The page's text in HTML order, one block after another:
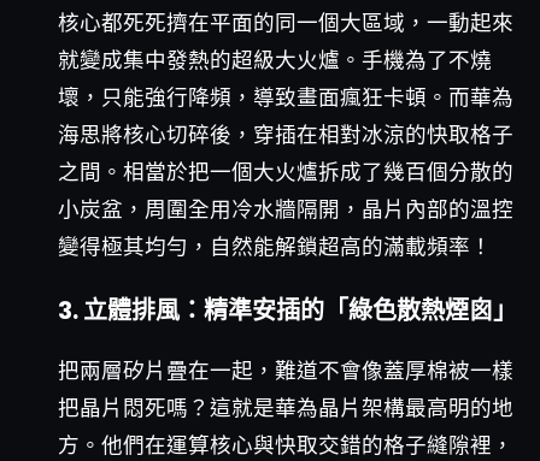
核心都死死擠在平面的同一個大區域，一動起來
就變成集中發熱的超級大火爐。手機為了不燒
壞，只能強行降頻，導致畫面瘋狂卡頓。而華為
海思將核心切碎後，穿插在相對冰涼的快取格子
之間。相當於把一個大火爐拆成了幾百個分散的
小炭盆，周圍全用冷水牆隔開，晶片內部的溫控
變得極其均勻，自然能解鎖超高的滿載頻率！
3. 立體排風：精準安插的「綠色散熱煙囪」
把兩層矽片疊在一起，難道不會像蓋厚棉被一樣
把晶片悶死嗎？這就是華為晶片架構最高明的地
方。他們在運算核心與快取交錯的格子縫隙裡，